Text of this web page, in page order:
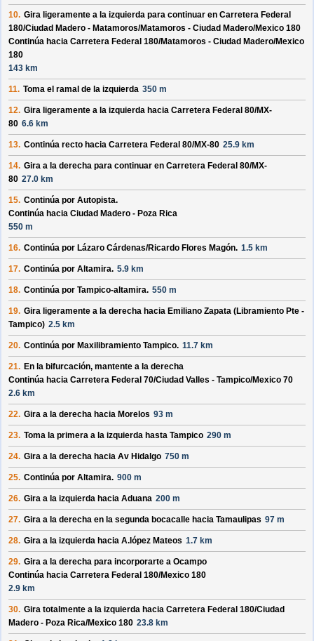
10. Gira ligeramente a la izquierda para continuar en Carretera Federal
180/Ciudad Madero - Matamoros/Matamoros - Ciudad Madero/Mexico 180
Continúa hacia Carretera Federal 180/Matamoros - Ciudad Madero/Mexico
180
143 km
11. Toma el ramal de la izquierda 350 m
12. Gira ligeramente a la izquierda hacia Carretera Federal 80/MX-
80 6.6 km
13. Continúa recto hacia Carretera Federal 80/MX-80 25.9 km
14. Gira a la derecha para continuar en Carretera Federal 80/MX-
80 27.0 km
15. Continúa por Autopista.
Continúa hacia Ciudad Madero - Poza Rica
550 m
16. Continúa por Lázaro Cárdenas/Ricardo Flores Magón. 1.5 km
17. Continúa por Altamira. 5.9 km
18. Continúa por Tampico-altamira. 550 m
19. Gira ligeramente a la derecha hacia Emiliano Zapata (Libramiento Pte -
Tampico) 2.5 km
20. Continúa por Maxilibramiento Tampico. 11.7 km
21. En la bifurcación, mantente a la derecha
Continúa hacia Carretera Federal 70/Ciudad Valles - Tampico/Mexico 70
2.6 km
22. Gira a la derecha hacia Morelos 93 m
23. Toma la primera a la izquierda hasta Tampico 290 m
24. Gira a la derecha hacia Av Hidalgo 750 m
25. Continúa por Altamira. 900 m
26. Gira a la izquierda hacia Aduana 200 m
27. Gira a la derecha en la segunda bocacalle hacia Tamaulipas 97 m
28. Gira a la izquierda hacia A.lópez Mateos 1.7 km
29. Gira a la derecha para incorporarte a Ocampo
Continúa hacia Carretera Federal 180/Mexico 180
2.9 km
30. Gira totalmente a la izquierda hacia Carretera Federal 180/Ciudad
Madero - Poza Rica/Mexico 180 23.8 km